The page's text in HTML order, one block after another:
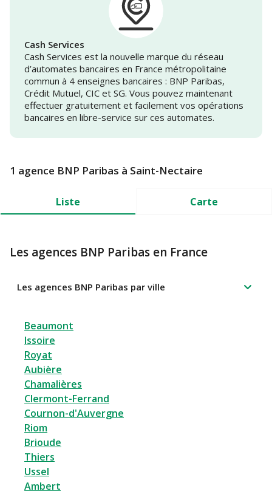
Cash Services
Cash Services est la nouvelle marque du réseau
d’automates bancaires en France métropolitaine
commun à 4 enseignes bancaires : BNP Paribas,
Crédit Mutuel, CIC et SG. Vous pouvez maintenant
effectuer gratuitement et facilement vos opérations
bancaires en libre-service sur ces automates.
1 agence BNP Paribas à Saint-Nectaire
Liste Carte
Les agences BNP Paribas en France
Les agences BNP Paribas par ville
Beaumont
Issoire
Royat
Aubière
Chamalières
Clermont-Ferrand
Cournon-d'Auvergne
Riom
Brioude
Thiers
Ussel
Ambert